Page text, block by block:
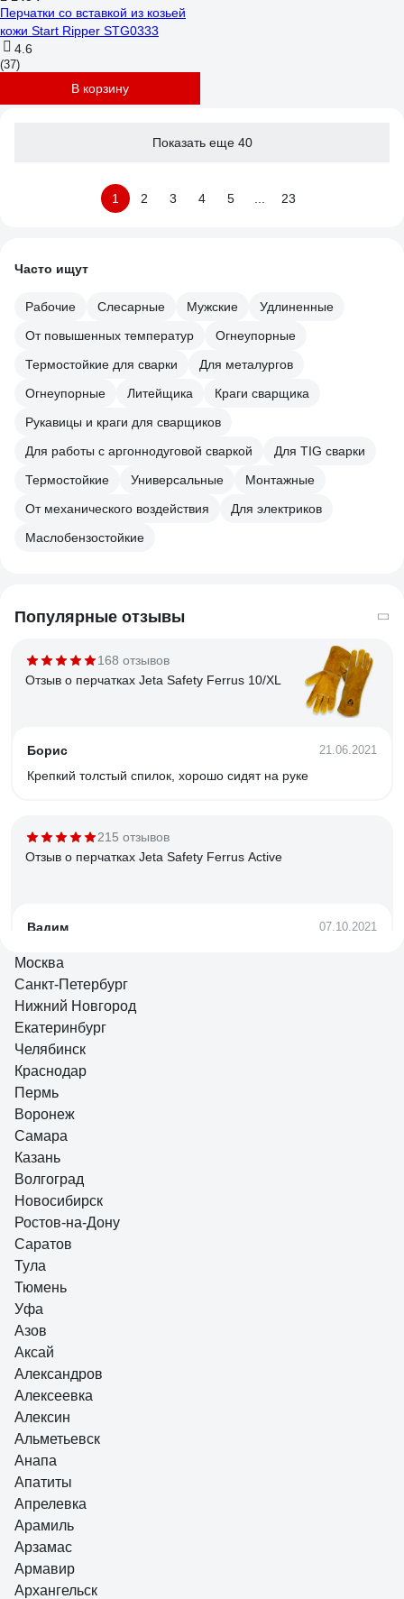
Перчатки со вставкой из козьей
кожи Start Ripper STG0333
4.6
(37)
В корзину
Показать еще 40
1 2 3 4 5 23
Часто ищут
Рабочие Слесарные Мужские
Удлиненные
От повышенных температур
Огнеупорные
Термостойкие для сварки
Для металургов
Огнеупорные
Литейщика
Краги сварщика
Рукавицы и краги для сварщиков
Для работы с аргоннодуговой сваркой
Для TIG сварки
Термостойкие
Универсальные
Монтажные
От механического воздействия
Для электриков
Маслобензостойкие
Популярные отзывы
168 отзывов
Отзыв о перчатках Jeta Safety Ferrus 10/XL
Борис 21.06.2021
Крепкий толстый спилок, хорошо сидят на руке
215 отзывов
Отзыв о перчатках Jeta Safety Ferrus Active
Вадим 07.10.2021
136 отзывов
Отзыв о перчатках Jeta Safety Ferrus Max
10/XL
Евгений В.
Москва
Санкт-Петербург
Нижний Новгород
Екатеринбург
Челябинск
Краснодар
Пермь
Воронеж
Самара
Казань
Волгоград
Новосибирск
Ростов-на-Дону
Саратов
Тула
Тюмень
Уфа
Азов
Аксай
Александров
Алексеевка
Алексин
Альметьевск
Анапа
Апатиты
Апрелевка
Арамиль
Арзамас
Армавир
Архангельск